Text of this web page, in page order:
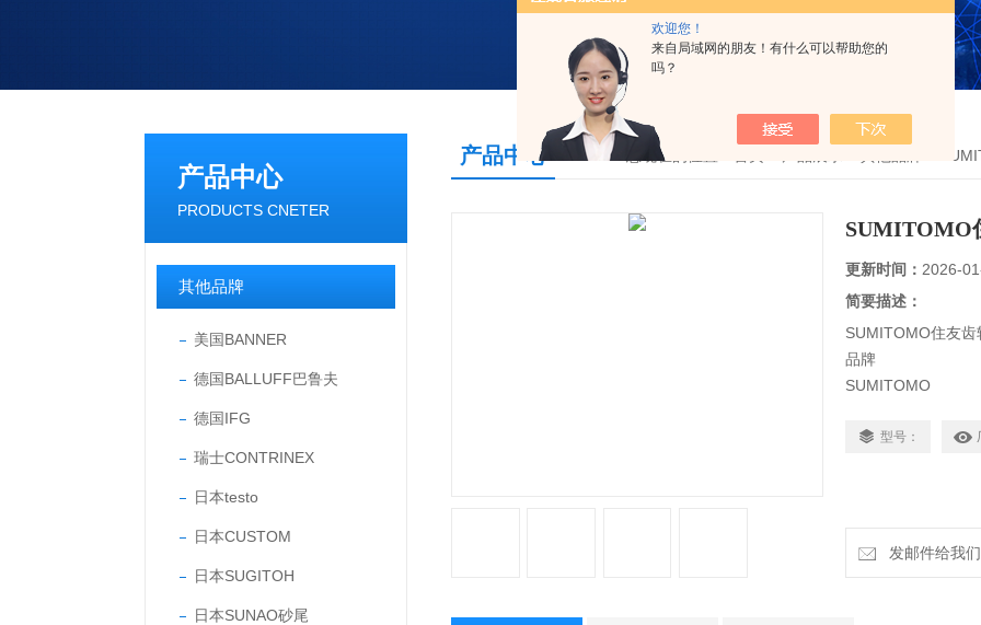
欢迎您！
来自局域网的朋友！有什么可以帮助您的
吗？
产品中心
PRODUCTS CNETER
其他品牌
美国BANNER
德国BALLUFF巴鲁夫
德国IFG
瑞士CONTRINEX
日本testo
日本CUSTOM
日本SUGITOH
日本SUNAO砂尾
产品中心 您现在的位置：
SUMITOMO
更新时间： 2026-
简要描述：
SUMITOMO住友
品牌
SUMITOMO
日标 型号：
发邮件给我